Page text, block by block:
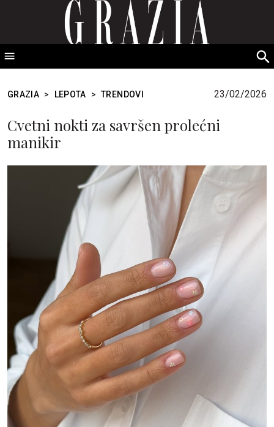
GRAZIA Srbija
GRAZIA > LEPOTA > TRENDOVI 23/02/2026
Cvetni nokti za savršen prolećni
manikir